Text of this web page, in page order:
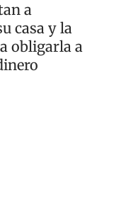
a
casa y la
obligarla a